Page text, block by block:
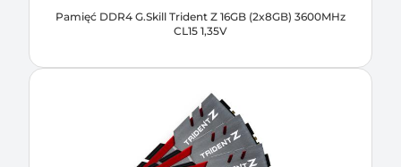
Pamięć DDR4 G.Skill Trident Z 16GB (2x8GB) 3600MHz
CL15 1,35V